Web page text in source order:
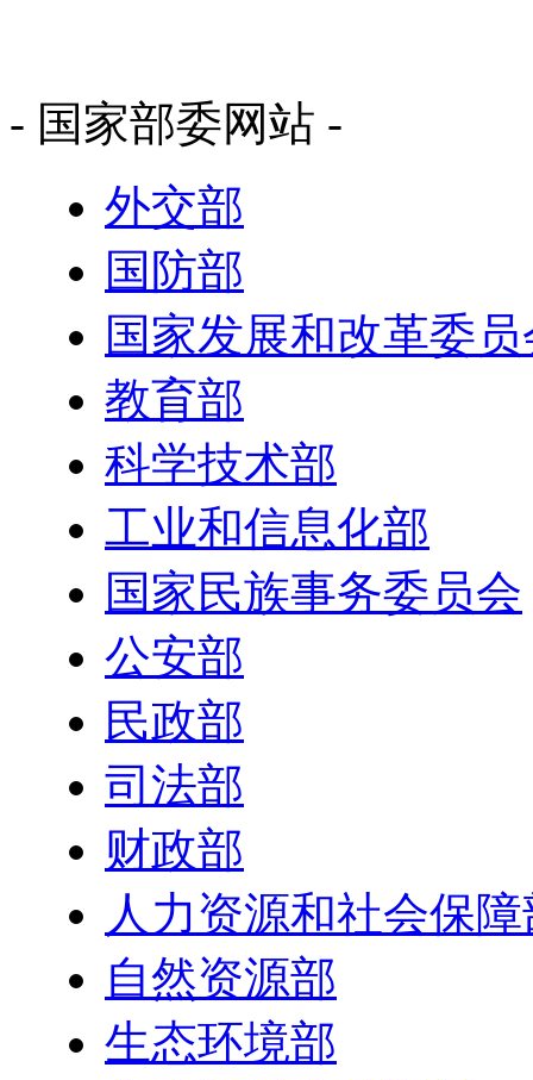
- 国家部委网站 -
外交部
国防部
国家发展和改革委
教育部
科学技术部
工业和信息化部
国家民族事务委员会
公安部
民政部
司法部
财政部
人力资源和社会保
自然资源部
生态环境部